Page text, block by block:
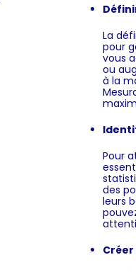
La
pour
vous
ou
à la
Pour
des
leurs